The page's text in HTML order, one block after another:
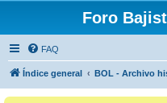
Foro
FAQ
Índice general BOL - Archivo